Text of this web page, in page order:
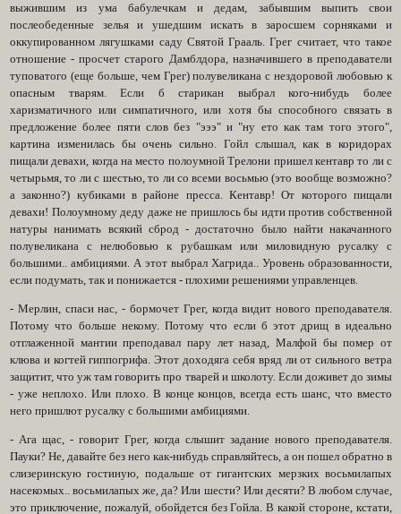
выжившим из ума бабулечкам и дедам, забывшим выпить свои
послеобеденные зелья и ушедшим искать в заросшем сорняками и
оккупированном лягушками саду Святой Грааль. Грег считает, что такое
отношение - просчет старого Дамблдора, назначившего в преподаватели
туповатого (еще больше, чем Грег) полувеликана с нездоровой любовью к
опасным тварям. Если б старикан выбрал кого-нибудь более
харизматичного или симпатичного, или хотя бы способного связать в
предложение более пяти слов без "эээ" и "ну ето как там того этого",
картина изменилась бы очень сильно. Гойл слышал, как в коридорах
пищали девахи, когда на место полоумной Трелони пришел кентавр то ли с
четырьмя, то ли с шестью, то ли со всеми восьмью (это вообще возможно?
а законно?) кубиками в районе пресса. Кентавр! От которого пищали
девахи! Полоумному деду даже не пришлось бы идти против собственной
натуры нанимать всякий сброд - достаточно было найти накачанного
полувеликана с нелюбовью к рубашкам или миловидную русалку с
большими.. амбициями. А этот выбрал Хагрида.. Уровень образованности,
если подумать, так и понижается - плохими решениями управленцев.
- Мерлин, спаси нас, - бормочет Грег, когда видит нового преподавателя.
Потому что больше некому. Потому что если б этот дрищ в идеально
отглаженной мантии преподавал пару лет назад, Малфой бы помер от
клюва и когтей гиппогрифа. Этот доходяга себя вряд ли от сильного ветра
защитит, что уж там говорить про тварей и школоту. Если доживет до зимы
- уже неплохо. Или плохо. В конце концов, всегда есть шанс, что вместо
него пришлют русалку с большими амбициями.
- Ага щас, - говорит Грег, когда слышит задание нового преподавателя.
Пауки? Не, давайте без него как-нибудь справляйтесь, а он пошел обратно в
слизеринскую гостиную, подальше от гигантских мерзких восьмилапых
насекомых.. восьмилапых же, да? Или шести? Или десяти? В любом случае,
это приключение, пожалуй, обойдется без Гойла. В какой стороне, кстати,